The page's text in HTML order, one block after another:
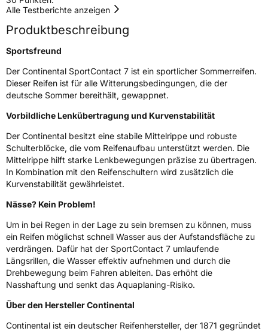
EU Label
EffizienzC
Nasshaftung
Rollgeräusch (Klasse)B
Rollgeräusch (dB)72
FahrzeugklasseC1
3PMSF / Schneeflockensymbol / Alpine-SymbolNein
834116
HerstellerkontaktContinental Reifen Deutschland GmbH
Continental-Plaza 1 30173 Hannover
Deutschland,
customerservice_tires@conti.de
Alle Testberichte anzeigen
Produktbeschreibung
Sportsfreund
Der Continental SportContact 7 ist ein sportlicher Sommerreifen.
Dieser Reifen ist für alle Witterungsbedingungen, die der
deutsche Sommer bereithält, gewappnet.
Vorbildliche Lenkübertragung und Kurvenstabilität
Der Continental besitzt eine stabile Mittelrippe und robuste
Schulterblöcke, die vom Reifenaufbau unterstützt werden. Die
Mittelrippe hilft starke Lenkbewegungen präzise zu übertragen.
In Kombination mit den Reifenschultern wird zusätzlich die
Kurvenstabilität gewährleistet.
Nässe? Kein Problem!
Um in bei Regen in der Lage zu sein bremsen zu können, muss
ein Reifen möglichst schnell Wasser aus der Aufstandsfläche zu
verdrängen. Dafür hat der SportContact 7 umlaufende
Längsrillen, die Wasser effektiv aufnehmen und durch die
Drehbewegung beim Fahren ableiten. Das erhöht die
Nasshaftung und senkt das Aquaplaning-Risiko.
Über den Hersteller Continental
Continental ist ein deutscher Reifenhersteller, der 1871 gegründet